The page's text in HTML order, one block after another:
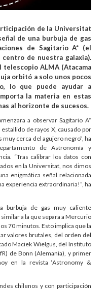
de la Universitat
de una burbuja de gas
de Sagitario A* (el
de nuestra galaxia).
telescopio ALMA (Atacama
orbitó a solo unos pocos
lo que puede ayudar a
la materia en estas
al horizonte de sucesos.
a observar Sagitario A*
de rayos X, causado por
cerca del agujero negro”, ha
de Astronomía y
“Tras calibrar los datos con
en la Universitat, nos dimos
enigmática señal relacionada
experiencia extraordinaria!”, ha
burbuja de gas muy caliente
a la que separa a Mercurio
70 minutos. Esto implica que la
valores brutales, del orden del
Maciek Wielgus, del Instituto
de Bonn (Alemania), y primer
en la revista ‘Astronomy &
chilenos y con participación